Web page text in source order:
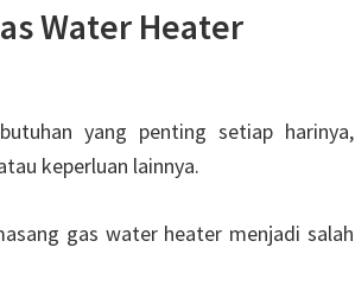
Water Heater
yang penting setiap harinya,
keperluan lainnya.
gas water heater menjadi salah